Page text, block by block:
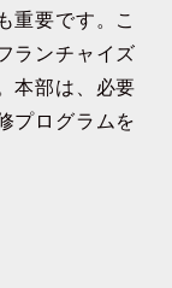
重要です。こ
ランチャイズ
本部は、必要
プログラムを